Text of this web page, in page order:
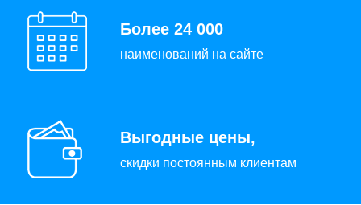
Более 24 000
наименований на сайте
Выгодные цены,
скидки постоянным клиентам